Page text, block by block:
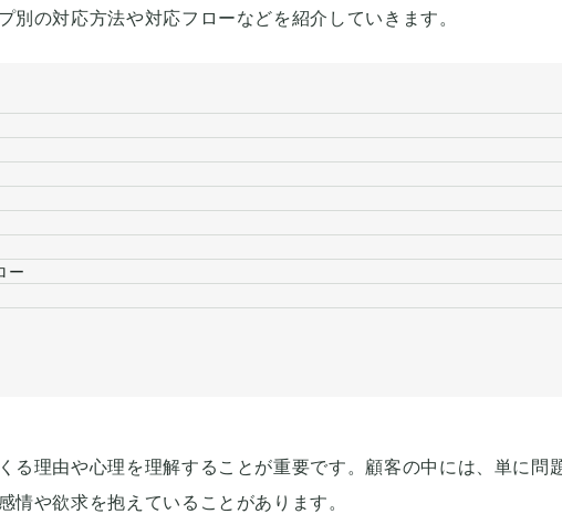
別の対応方法や対応フローなどを紹介していきます。
ー
る理由や心理を理解することが重要です。顧客の中には、単に問
情や欲求を抱えていることがあります。